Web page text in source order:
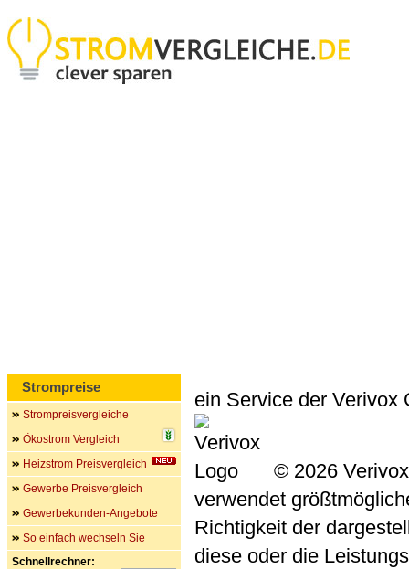
ein Service der Verivox
© 2026
verwendet
Richtigkeit der
diese oder die
Strompreise
Strompreisvergleiche
Ökostrom Vergleich
Heizstrom Preisvergleich
Gewerbe Preisvergleich
Gewerbekunden-Angebote
So einfach wechseln Sie
Schnellrechner: